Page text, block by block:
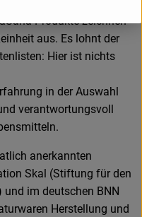
Produkte zeichnen
aus. Es lohnt der
Hier ist nichts
in der Auswahl
verantwortungsvoll
anerkannten
Skal (Stiftung für den
im deutschen BNN
Herstellung und